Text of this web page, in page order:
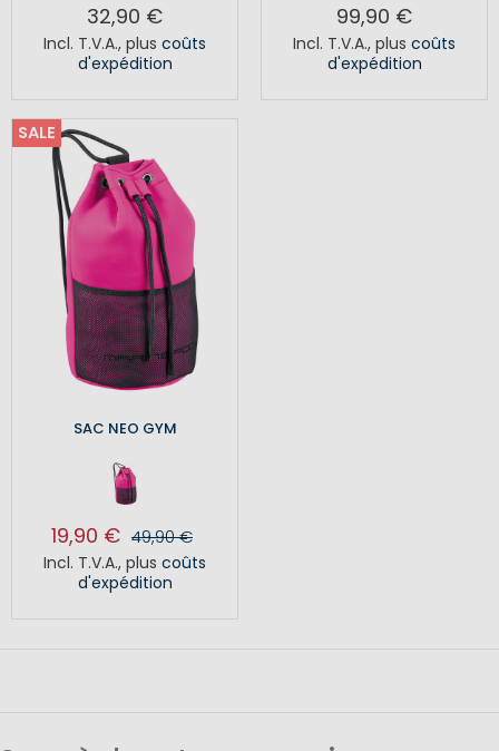
32,90 €
Incl. T.V.A., plus coûts
d'expédition
99,90 €
Incl. T.V.A., plus coûts
d'expédition
SALE
SAC NEO GYM
19,90 € 49,90 €
Incl. T.V.A., plus coûts
d'expédition